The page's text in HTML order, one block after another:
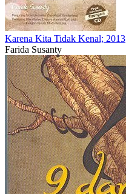
Karena Kita Tidak Kenal; 2013
Farida Susanty